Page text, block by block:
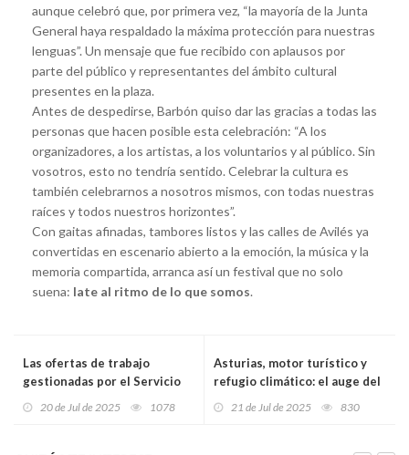
aunque celebró que, por primera vez, “la mayoría de la Junta
General haya respaldado la máxima protección para nuestras
lenguas”. Un mensaje que fue recibido con aplausos por
parte del público y representantes del ámbito cultural
presentes en la plaza.
Antes de despedirse, Barbón quiso dar las gracias a todas las
personas que hacen posible esta celebración: “A los
organizadores, a los artistas, a los voluntarios y al público. Sin
vosotros, esto no tendría sentido. Celebrar la cultura es
también celebrarnos a nosotros mismos, con todas nuestras
raíces y todos nuestros horizontes”.
Con gaitas afinadas, tambores listos y las calles de Avilés ya
convertidas en escenario abierto a la emoción, la música y la
memoria compartida, arranca así un festival que no solo
suena: late al ritmo de lo que somos.
Las ofertas de trabajo
gestionadas por el Servicio
20 de Jul de 2025 1078
Asturias, motor turístico y
refugio climático: el auge del
21 de Jul de 2025 830